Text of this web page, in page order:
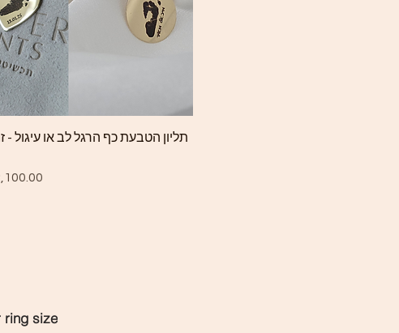
Quick View
תליון הטבעת כף הרגל לב או עיגול -
ring size